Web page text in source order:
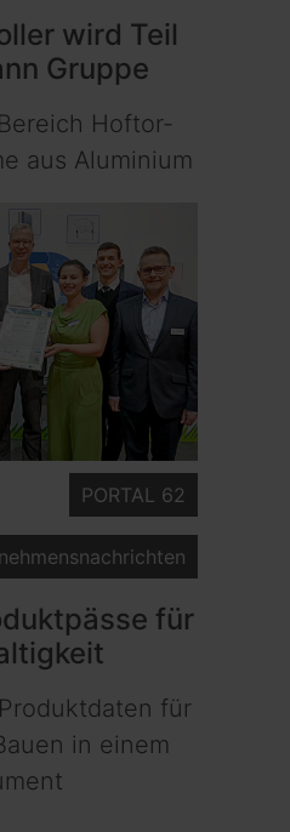
wird Teil
Gruppe
Hoftor-
aus Aluminium
PORTAL 62
für
für
in einem